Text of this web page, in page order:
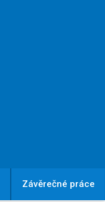
Závěrečné práce